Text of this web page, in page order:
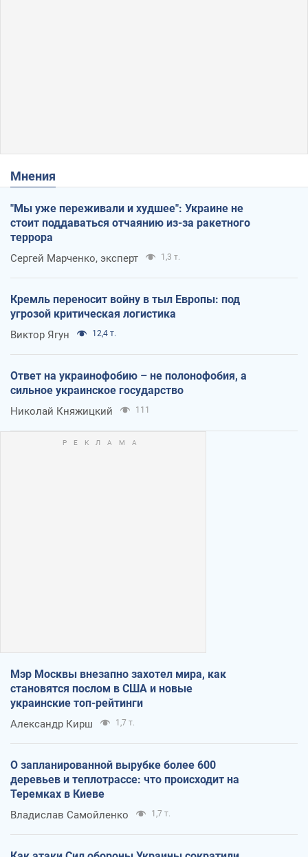
Мнения
"Мы уже переживали и худшее": Украине не
стоит поддаваться отчаянию из-за ракетного
террора
Сергей Марченко, эксперт 1,3 т.
Кремль переносит войну в тыл Европы: под
угрозой критическая логистика
Виктор Ягун 12,4 т.
Ответ на украинофобию – не полонофобия, а
сильное украинское государство
Николай Княжицкий 111
Мэр Москвы внезапно захотел мира, как
становятся послом в США и новые
украинские топ-рейтинги
Александр Кирш 1,7 т.
О запланированной вырубке более 600
деревьев и теплотрассе: что происходит на
Теремках в Киеве
Владислав Самойленко 1,7 т.